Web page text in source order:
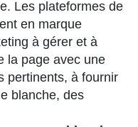
Les plateformes de
en marque
à gérer et à
la page avec une
pertinents, à fournir
blanche, des